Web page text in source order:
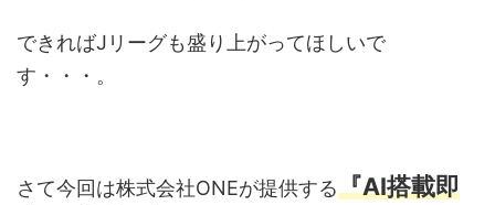
できればJリーグも盛り上がってほしいで
す・・・。
さて今回は株式会社ONEが提供する『AI搭載即